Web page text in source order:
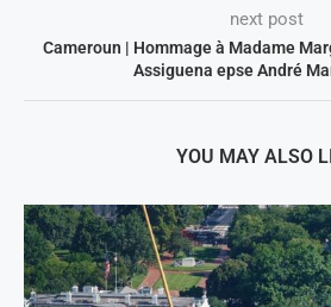
next post
Cameroun | Hommage à Madame
Assiguena epse André
YOU MAY ALSO